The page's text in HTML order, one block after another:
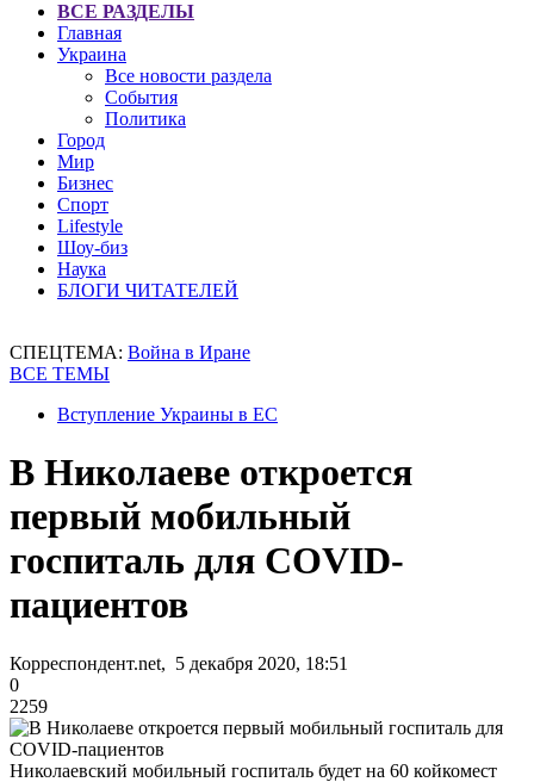
ВСЕ РАЗДЕЛЫ
Главная
Украина
Все новости раздела
События
Политика
Город
Мир
Бизнес
Спорт
Lifestyle
Шоу-биз
Наука
БЛОГИ ЧИТАТЕЛЕЙ
СПЕЦТЕМА: Война в Иране
ВСЕ ТЕМЫ
Вступление Украины в ЕС
В Николаеве откроется
первый мобильный
госпиталь для COVID-
пациентов
Корреспондент.net, 5 декабря 2020, 18:51
0
2259
Николаевский мобильный госпиталь будет на 60 койкомест